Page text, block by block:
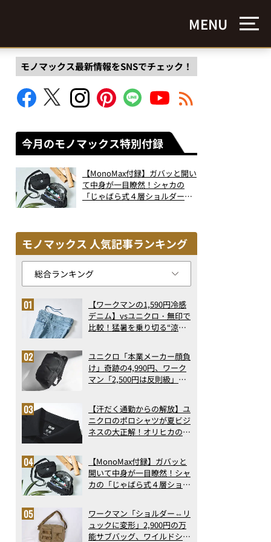
MENU
モノマックス最新情報をSNSでチェック！
今月のモノマックス特別付録
【MonoMax付録】ガバッと開い
て中身が一目瞭然！シャカの
「じゃばら式４層ショルダーバ
モノマックス 人気記事ランキング
【ワークマンの1,590円冷感
デニム】vsユニクロ・無印で
比較！猛暑を乗り切る“涼感
で決定版
ユニクロ「本業メーカー顔負
け」奇跡の4,990円、ワーク
マン「2,500円は反則級」凄
ト3】（2026年6月版）
【汗だく通勤からの解放】ユ
ニクロのポロシャツが夏ビジ
ネスの大正解！オリヒカの透
アの実力
【MonoMax付録】ガバッと
開いて中身が一目瞭然！シャ
カの「じゃばら式４層ショル
った！
ワークマン「ショルダー⇔リ
ュックに変形」2,900円の万
能サブバッグ、ワイルドシン